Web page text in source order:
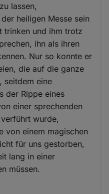
lassen,
heiligen Messe sein
trinken und ihm trotz
ihn als ihren
Nur so konnte er
die auf die ganze
seitdem eine
der Rippe eines
einer sprechenden
wurde,
von einem magischen
für uns gestorben,
lang in einer
müssen.